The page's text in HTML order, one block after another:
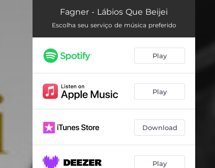
Lábios Que Beijei 04:04
Fagner - Lábios Que Beijei
Escolha seu serviço de música preferido
Play
Play
Download
Play